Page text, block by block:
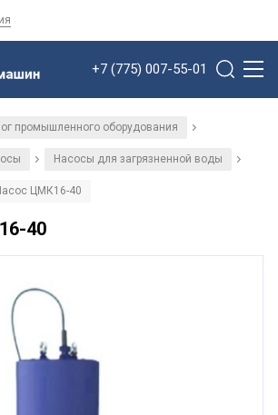
+7 (775) 007-55-01
промышленного оборудования /
/ Насосы для загрязненной воды /
ЦМК16-40
40